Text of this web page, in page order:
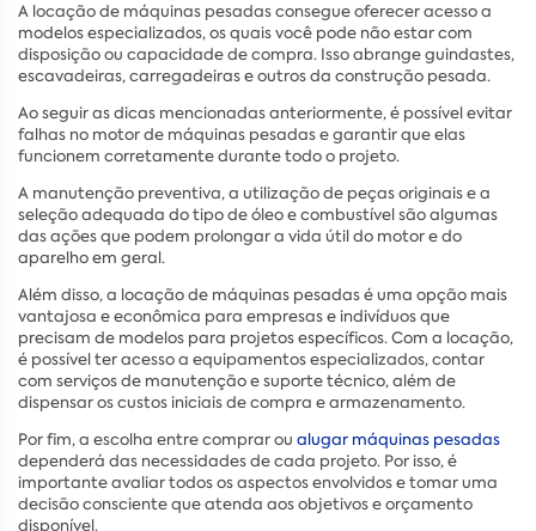
A locação de máquinas pesadas consegue oferecer acesso a
modelos especializados, os quais você pode não estar com
disposição ou capacidade de compra. Isso abrange guindastes,
escavadeiras, carregadeiras e outros da construção pesada.
Ao seguir as dicas mencionadas anteriormente, é possível evitar
falhas no motor de máquinas pesadas e garantir que elas
funcionem corretamente durante todo o projeto.
A manutenção preventiva, a utilização de peças originais e a
seleção adequada do tipo de óleo e combustível são algumas
das ações que podem prolongar a vida útil do motor e do
aparelho em geral.
Além disso, a locação de máquinas pesadas é uma opção mais
vantajosa e econômica para empresas e indivíduos que
precisam de modelos para projetos específicos. Com a locação,
é possível ter acesso a equipamentos especializados, contar
com serviços de manutenção e suporte técnico, além de
dispensar os custos iniciais de compra e armazenamento.
Por fim, a escolha entre comprar ou alugar máquinas pesadas
dependerá das necessidades de cada projeto. Por isso, é
importante avaliar todos os aspectos envolvidos e tomar uma
decisão consciente que atenda aos objetivos e orçamento
disponível.